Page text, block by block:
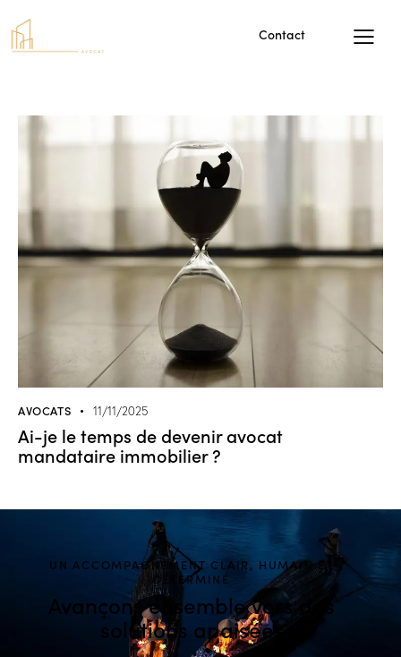
Contact
AVOCATS 11/11/2025
Ai-je le temps de devenir avocat
mandataire immobilier ?
UN ACCOMPAGNEMENT CLAIR, HUMAIN ET
DÉTERMINÉ
Avançons ensemblevers des
solutions apaisées